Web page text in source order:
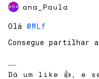
ana_Paula
Olá ​ @MLf
Consegue partilhar
Dá um like 👍, e